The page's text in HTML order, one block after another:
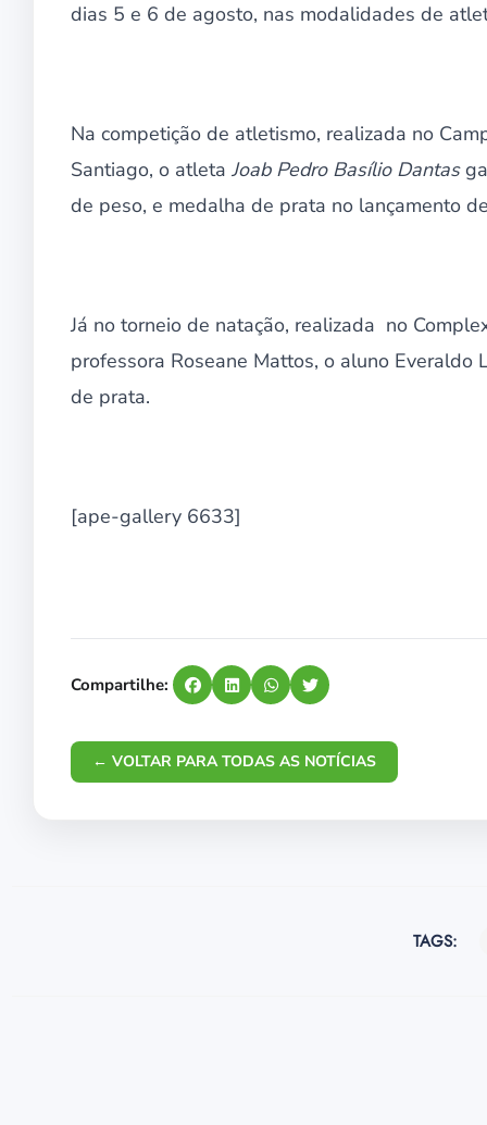
dias 5 e 6 de agosto, nas modalidades de
Na competição de atletismo, realizada no
Santiago, o atleta Joab Pedro Basílio Dantas
de peso, e medalha de prata no lançamento
Já no torneio de natação, realizada no
professora Roseane Mattos, o aluno
de prata.
[ape-gallery 6633]
Compartilhe:
← VOLTAR PARA TODAS AS NOTÍCIAS
TAGS: